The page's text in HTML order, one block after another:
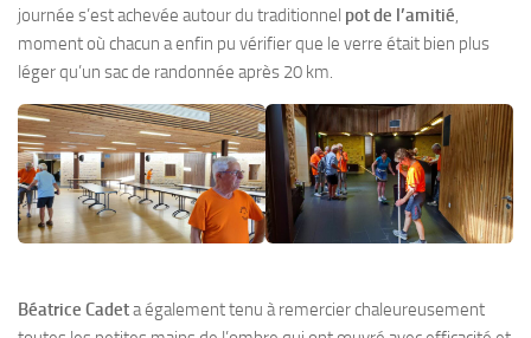
journée s’est achevée autour du traditionnel pot de l’amitié,
moment où chacun a enfin pu vérifier que le verre était bien plus
léger qu’un sac de randonnée après 20 km.
Béatrice Cadeta également tenu à remercier chaleureusement